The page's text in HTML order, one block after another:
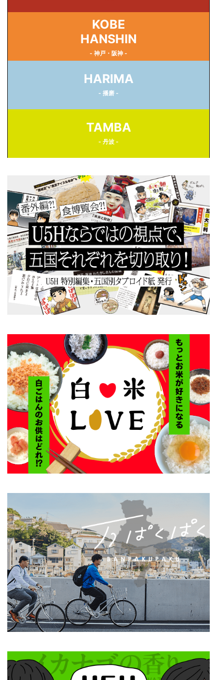
KOBE
HANSHIN
- 神戸・阪神 -
HARIMA
- 播磨 -
TAMBA
- 丹波 -